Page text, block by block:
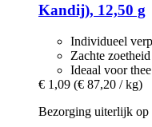
Kandij), 12,50 g
Individueel
Zachte zoetheid
Ideaal voor
€ 1,09 (€ 87,20 / kg)
Bezorging uiterlijk op